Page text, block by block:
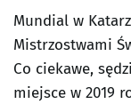
Mundial w
Mistrzostwami
Co ciekawe,
miejsce w 2019